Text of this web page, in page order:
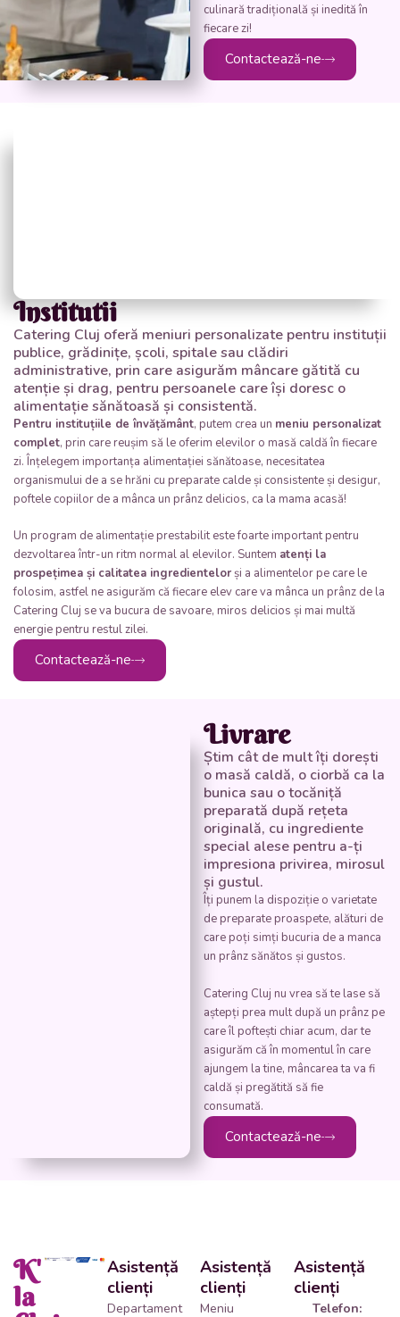
culinară tradițională și inedită în
fiecare zi!
Contactează-ne
Institutii
Catering Cluj oferă meniuri personalizate pentru instituții
publice, grădinițe, școli, spitale sau clădiri
administrative, prin care asigurăm mâncare gătită cu
atenție și drag, pentru persoanele care își doresc o
alimentație sănătoasă și consistentă.
Pentru instituțiile de învățământ, putem crea un meniu personalizat
complet, prin care reușim să le oferim elevilor o masă caldă în fiecare
zi. Înțelegem importanța alimentației sănătoase, necesitatea
organismului de a se hrăni cu preparate calde și consistente și desigur,
poftele copiilor de a mânca un prânz delicios, ca la mama acasă!
Un program de alimentație prestabilit este foarte important pentru
dezvoltarea într-un ritm normal al elevilor. Suntem atenți la
prospețimea și calitatea ingredientelorși a alimentelor pe care le
folosim, astfel ne asigurăm că fiecare elev care va mânca un prânz de la
Catering Cluj se va bucura de savoare, miros delicios și mai multă
energie pentru restul zilei.
Contactează-ne
Livrare
Știm cât de mult îți dorești
o masă caldă, o ciorbă ca la
bunica sau o tocăniță
preparată după rețeta
originală, cu ingrediente
special alese pentru a-ți
impresiona privirea, mirosul
și gustul.
Îți punem la dispoziție o varietate
de preparate proaspete, alături de
care poți simți bucuria de a manca
un prânz sănătos și gustos.
Catering Cluj nu vrea să te lase să
aștepți prea mult după un prânz pe
care îl poftești chiar acum, dar te
asigurăm că în momentul în care
ajungem la tine, mâncarea ta va fi
caldă și pregătită să fie
consumată.
Contactează-ne
K'
la
Asistență
clienți
Departament
Asistență
clienți
Meniu
Asistență
clienți
Telefon: